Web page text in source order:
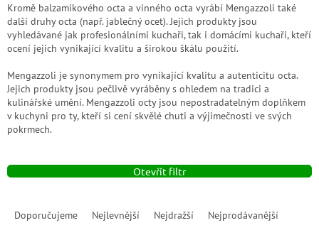
Kromě balzamikového octa a vinného octa vyrábí Mengazzoli také
další druhy octa (např. jablečný ocet). Jejich produkty jsou
vyhledávané jak profesionálními kuchaři, tak i domácími kuchaři, kteří
ocení jejich vynikající kvalitu a širokou škálu použití.
Mengazzoli je synonymem pro vynikající kvalitu a autenticitu octa.
Jejich produkty jsou pečlivě vyráběny s ohledem na tradici a
kulinářské umění. Mengazzoli octy jsou nepostradatelným doplňkem
v kuchyni pro ty, kteří si cení skvělé chuti a výjimečnosti ve svých
pokrmech.
Otevřít filtr
Doporučujeme Nejlevnější Nejdražší Nejprodávanější